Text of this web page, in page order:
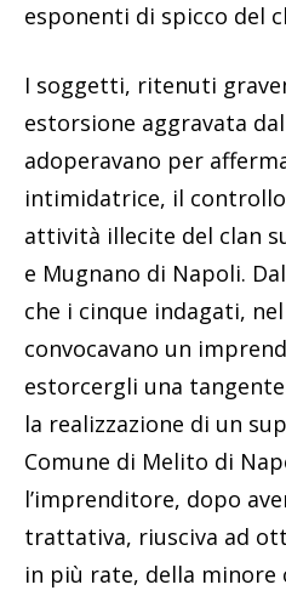
esponenti di spicco del
I soggetti, ritenuti
estorsione aggravata
adoperavano per
intimidatrice, il
attività illecite del clan
e Mugnano di Napoli.
che i cinque indagati,
convocavano un
estorcergli una
la realizzazione di un
Comune di Melito di
l’imprenditore, dopo
trattativa, riusciva ad
in più rate, della minore